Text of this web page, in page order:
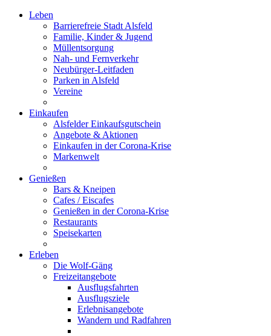
Leben
Barrierefreie Stadt Alsfeld
Familie, Kinder & Jugend
Müllentsorgung
Nah- und Fernverkehr
Neubürger-Leitfaden
Parken in Alsfeld
Vereine
Einkaufen
Alsfelder Einkaufsgutschein
Angebote & Aktionen
Einkaufen in der Corona-Krise
Markenwelt
Genießen
Bars & Kneipen
Cafes / Eiscafes
Genießen in der Corona-Krise
Restaurants
Speisekarten
Erleben
Die Wolf-Gäng
Freizeitangebote
Ausflugsfahrten
Ausflugsziele
Erlebnisangebote
Wandern und Radfahren